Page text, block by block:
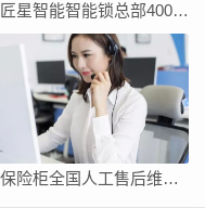
宁波匠星智能智能锁总部400售后400全国电话是多少
鑫发保险柜全国人工售后维修上门附近电话号码